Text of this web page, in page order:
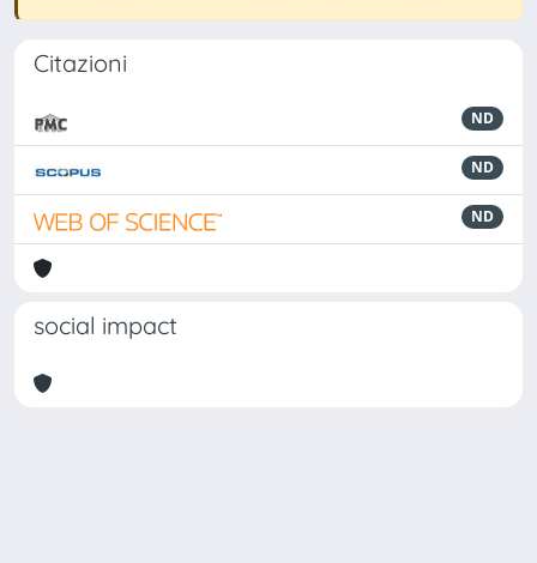
Citazioni
ND
ND
ND
social impact